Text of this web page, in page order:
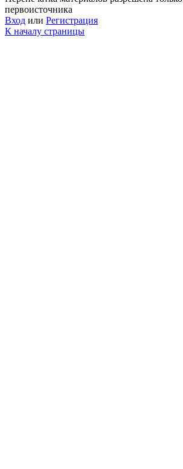
первоисточника
Вход или Регистрация
К началу страницы